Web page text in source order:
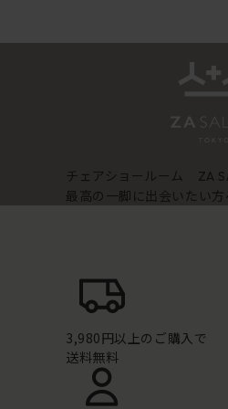
チェアショールーム ZA
最高の一脚に出会いたい
3,980円以上のご購入で
送料無料